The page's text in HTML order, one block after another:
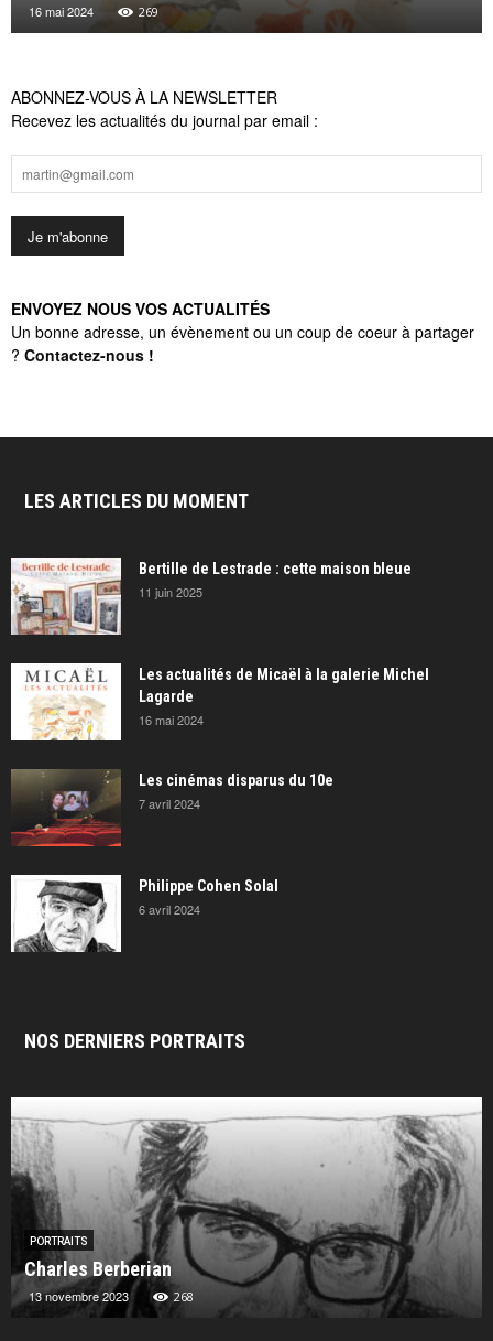
16 mai 2024 269
ABONNEZ-VOUS À LA NEWSLETTER
Recevez les actualités du journal par email :
ENVOYEZ NOUS VOS ACTUALITÉS
Un bonne adresse, un évènement ou un coup de coeur à partager
? Contactez-nous !
LES ARTICLES DU MOMENT
Bertille de Lestrade : cette maison bleue
11 juin 2025
Les actualités de Micaël à la galerie Michel
Lagarde
16 mai 2024
Les cinémas disparus du 10e
7 avril 2024
Philippe Cohen Solal
6 avril 2024
NOS DERNIERS PORTRAITS
PORTRAITS
Charles Berberian
13 novembre 2023 268